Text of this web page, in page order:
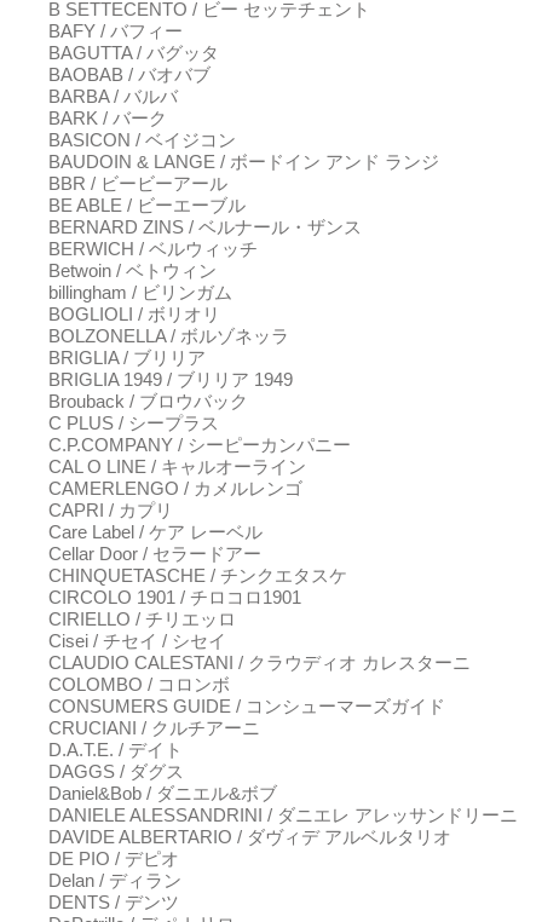
B SETTECENTO / ビー セッテチェント
BAFY / バフィー
BAGUTTA / バグッタ
BAOBAB / バオバブ
BARBA / バルバ
BARK / バーク
BASICON / ベイジコン
BAUDOIN & LANGE / ボードイン アンド ランジ
BBR / ビービーアール
BE ABLE / ビーエーブル
BERNARD ZINS / ベルナール・ザンス
BERWICH / ベルウィッチ
Betwoin / ベトウィン
billingham / ビリンガム
BOGLIOLI / ボリオリ
BOLZONELLA / ボルゾネッラ
BRIGLIA / ブリリア
BRIGLIA 1949 / ブリリア 1949
Brouback / ブロウバック
C PLUS / シープラス
C.P.COMPANY / シーピーカンパニー
CAL O LINE / キャルオーライン
CAMERLENGO / カメルレンゴ
CAPRI / カプリ
Care Label / ケア レーベル
Cellar Door / セラードアー
CHINQUETASCHE / チンクエタスケ
CIRCOLO 1901 / チロコロ1901
CIRIELLO / チリエッロ
Cisei / チセイ / シセイ
CLAUDIO CALESTANI / クラウディオ カレスターニ
COLOMBO / コロンボ
CONSUMERS GUIDE / コンシューマーズガイド
CRUCIANI / クルチアーニ
D.A.T.E. / デイト
DAGGS / ダグス
Daniel&Bob / ダニエル&ボブ
DANIELE ALESSANDRINI / ダニエレ アレッサンドリーニ
DAVIDE ALBERTARIO / ダヴィデ アルベルタリオ
DE PIO / デピオ
Delan / ディラン
DENTS / デンツ